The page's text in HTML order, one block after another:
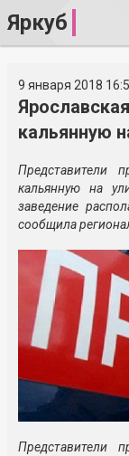
Яркуб
9 января 2018
кальянную
Представители
кальянную на
заведение
сообщила
Представители